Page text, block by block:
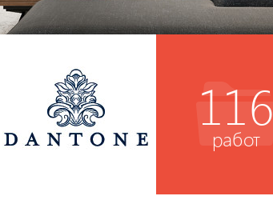
116
работ